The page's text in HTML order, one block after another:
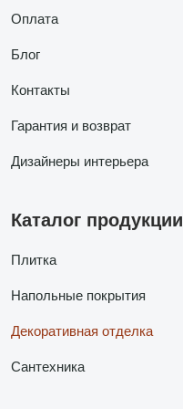
Оплата
Блог
Контакты
Гарантия и возврат
Дизайнеры интерьера
Каталог продукции
Плитка
Напольные покрытия
Декоративная отделка
Сантехника